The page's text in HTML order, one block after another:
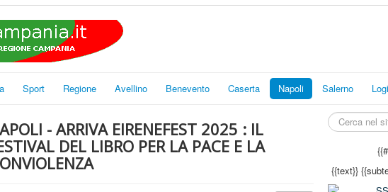
Sport Regione Avellino Benevento Caserta Napoli Salerno
- ARRIVA EIRENEFEST 2025 : IL
DEL LIBRO PER LA PACE E LA
{{text}}